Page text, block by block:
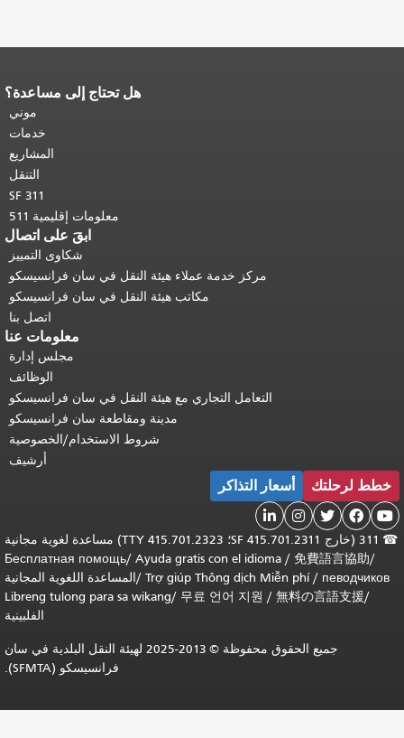
هل تحتاج إلى مساعدة؟
موني
خدمات
المشاريع
التنقل
SF 311
معلومات إقليمية 511
ابقَ على اتصال
شكاوى التمييز
مركز خدمة عملاء هيئة النقل في سان فرانسيسكو
مكاتب هيئة النقل في سان فرانسيسكو
اتصل بنا
معلومات عنا
مجلس إدارة
الوظائف
التعامل التجاري مع هيئة النقل في سان فرانسيسكو
مدينة ومقاطعة سان فرانسيسكو
شروط الاستخدام/الخصوصية
أرشيف
خطط لرحلتك أسعار التذاكر





☎
311 (خارج SF 415.701.2311؛ TTY 415.701.2323) مساعدة لغوية مجانية
/
免費語言協助
/
Ayuda gratis con el idioma
/
Бесплатная помощь
певодчиков
/
Trợ giúp Thông dịch Miễn phí
/المساعدة اللغوية المجانية
/
無料の言語支援
/
무료 언어 지원
/
Libreng tulong para sa wikang
الفلبينية
جميع الحقوق محفوظة © 2013-2025 لهيئة النقل البلدية في سان
فرانسيسكو (SFMTA).